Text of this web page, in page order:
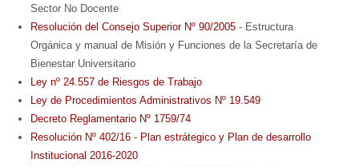
Sector No Docente
Resolución del Consejo Superior Nº 90/2005 - Estructura
Orgánica y manual de Misión y Funciones de la Secretaría de
Bienestar Universitario
Ley nº 24.557 de Riesgos de Trabajo
Ley de Procedimientos Administrativos Nº 19.549
Decreto Reglamentario Nº 1759/74
Resolución Nº 402/16 - Plan estrátegico y Plan de desarrollo
Institucional 2016-2020